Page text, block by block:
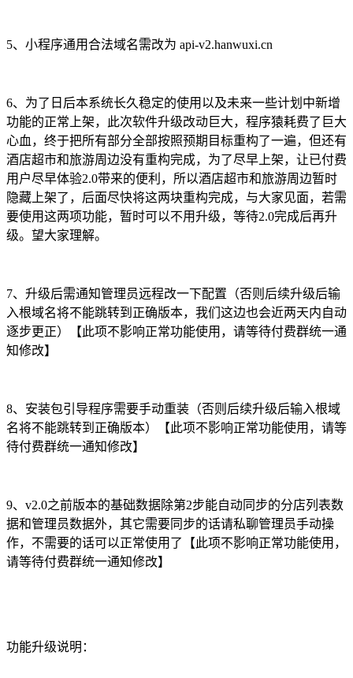
5、小程序通用合法域名需改为 api-v2.hanwuxi.cn
6、为了日后本系统长久稳定的使用以及未来一些计划中新增
功能的正常上架，此次软件升级改动巨大，程序猿耗费了巨大
心血，终于把所有部分全部按照预期目标重构了一遍，但还有
酒店超市和旅游周边没有重构完成，为了尽早上架，让已付费
用户尽早体验2.0带来的便利，所以酒店超市和旅游周边暂时
隐藏上架了，后面尽快将这两块重构完成，与大家见面，若需
要使用这两项功能，暂时可以不用升级，等待2.0完成后再升
级。望大家理解。
7、升级后需通知管理员远程改一下配置（否则后续升级后输
入根域名将不能跳转到正确版本，我们这边也会近两天内自动
逐步更正）【此项不影响正常功能使用，请等待付费群统一通
知修改】
8、安装包引导程序需要手动重装（否则后续升级后输入根域
名将不能跳转到正确版本）【此项不影响正常功能使用，请等
待付费群统一通知修改】
9、v2.0之前版本的基础数据除第2步能自动同步的分店列表数
据和管理员数据外，其它需要同步的话请私聊管理员手动操
作，不需要的话可以正常使用了【此项不影响正常功能使用，
请等待付费群统一通知修改】
功能升级说明：